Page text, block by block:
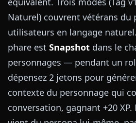
Naturel) couvrent vétérans du
utilisateurs en langage
phare est Snapshot dans le
personnages — pendant un
dépensez 2 jetons pour
contexte du personnage qui
conversation, gagnant +20 XP.